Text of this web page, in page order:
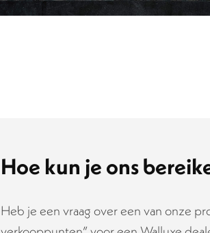
Hoe kun je ons
Heb je een vraag over een van onze